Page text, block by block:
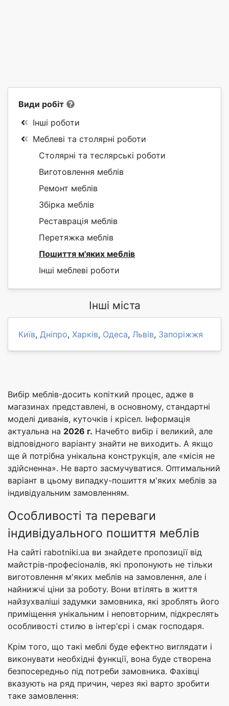
Види робіт
Інші роботи
Меблеві та столярні роботи
Столярні та теслярські роботи
Виготовлення меблів
Ремонт меблів
Збірка меблів
Реставрація меблів
Перетяжка меблів
Пошиття м'яких меблів
Інші меблеві роботи
Інші міста
Київ, Дніпро, Харків, Одеса, Львів, Запоріжжя
Вибір меблів-досить копіткий процес, адже в
магазинах представлені, в основному, стандартні
моделі диванів, куточків і крісел. Інформація
актуальна на 2026 г. Начебто вибір і великий, але
відповідного варіанту знайти не виходить. А якщо
ще й потрібна унікальна конструкція, але «місія не
здійсненна». Не варто засмучуватися. Оптимальний
варіант в цьому випадку-пошиття м'яких меблів за
індивідуальним замовленням.
Особливості та переваги
індивідуального пошиття меблів
На сайті rabotniki.ua ви знайдете пропозиції від
майстрів-професіоналів, які пропонують не тільки
виготовлення м'яких меблів на замовлення, але і
найнижчі ціни за роботу. Вони втілять в життя
найзухваліші задумки замовника, які зроблять його
приміщення унікальним і неповторним, підкреслять
особливості стилю в інтер'єрі і смак господаря.
Крім того, що такі меблі буде ефектно виглядати і
виконувати необхідні функції, вона буде створена
безпосередньо під потреби замовника. Фахівці
вказують на ряд причин, через які варто зробити
таке замовлення: